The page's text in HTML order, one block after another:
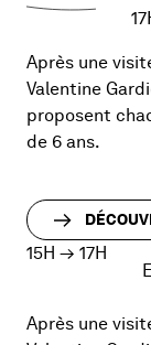
Après une
Valentine
proposent
de 6 ans. ­
15H → 17H
Après une